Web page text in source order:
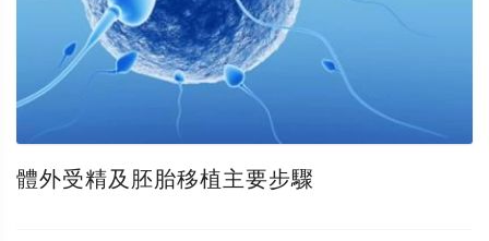
體外受精及胚胎移植主要步驟